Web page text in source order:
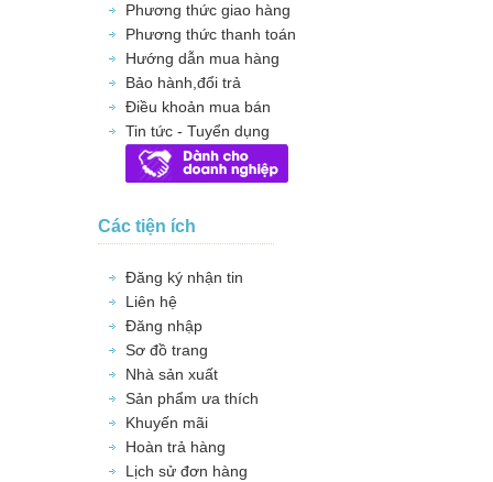
Phương thức giao hàng
Phương thức thanh toán
Hướng dẫn mua hàng
Bảo hành,đổi trả
Điều khoản mua bán
Tin tức - Tuyển dụng
Các tiện ích
Đăng ký nhận tin
Liên hệ
Đăng nhập
Sơ đồ trang
Nhà sản xuất
Sản phẩm ưa thích
Khuyến mãi
Hoàn trả hàng
Lịch sử đơn hàng